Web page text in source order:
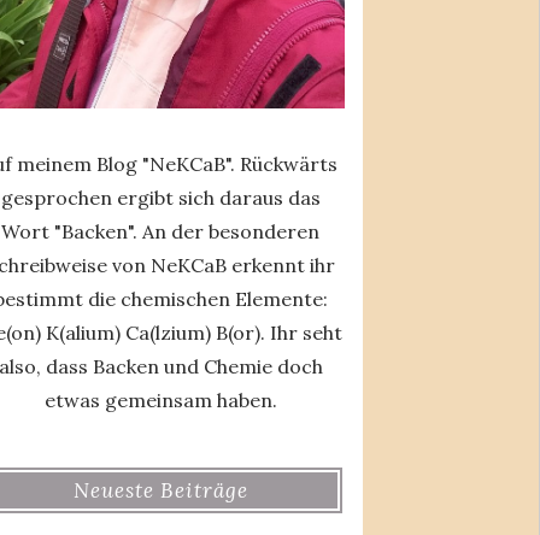
meinem Blog "NeKCaB". Rückwärts
gesprochen ergibt sich daraus das
Wort "Backen". An der besonderen
von NeKCaB erkennt ihr
die chemischen Elemente:
K(alium) Ca(lzium) B(or). Ihr seht
dass Backen und Chemie doch
etwas gemeinsam haben.
Neueste Beiträge